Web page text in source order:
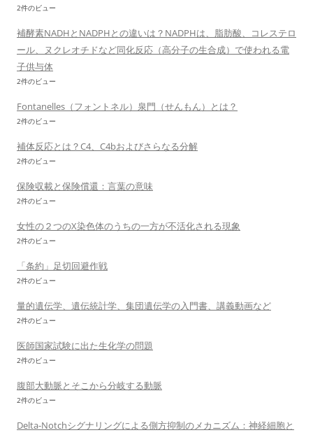
2件のビュー
補酵素NADHとNADPHとの違いは？NADPHは、脂肪酸、コレステロ
ール、ヌクレオチドなど同化反応（高分子の生合成）で使われる電
子供与体
2件のビュー
Fontanelles（フォントネル）泉門（せんもん）とは？
2件のビュー
補体反応とは？C4、C4bおよびさらなる分解
2件のビュー
保険収載と保険償還：言葉の意味
2件のビュー
女性の２つのX染色体のうちの一方が不活化される現象
2件のビュー
「条約」足切回避作戦
2件のビュー
量的遺伝学、遺伝統計学、集団遺伝学の入門書、講義動画など
2件のビュー
医師国家試験に出た生化学の問題
2件のビュー
腹部大動脈とそこから分岐する動脈
2件のビュー
Delta-Notchシグナリングによる側方抑制のメカニズム：神経細胞と